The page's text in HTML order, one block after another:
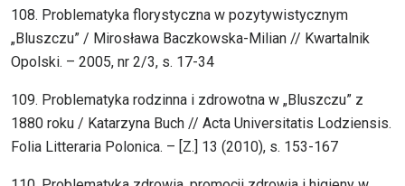
108. Problematyka florystyczna w pozytywistycznym
„Bluszczu” / Mirosława Baczkowska-Milian // Kwartalnik
Opolski. – 2005, nr 2/3, s. 17-34
109. Problematyka rodzinna i zdrowotna w „Bluszczu” z
1880 roku / Katarzyna Buch // Acta Universitatis Lodziensis.
Folia Litteraria Polonica. – [Z.] 13 (2010), s. 153-167